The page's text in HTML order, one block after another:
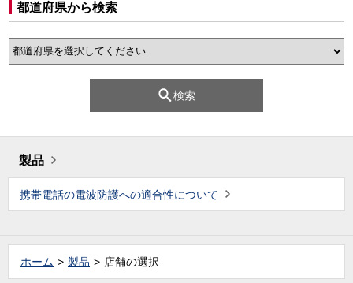
都道府県から検索
検索
製品
携帯電話の電波防護への適合性について
ホーム 製品 店舗の選択